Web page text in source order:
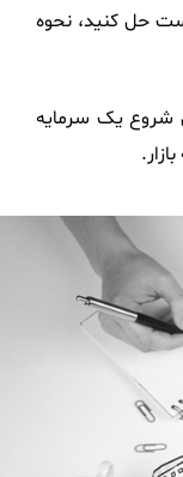
حل کنید، نحوه
شروع یک سرمایه